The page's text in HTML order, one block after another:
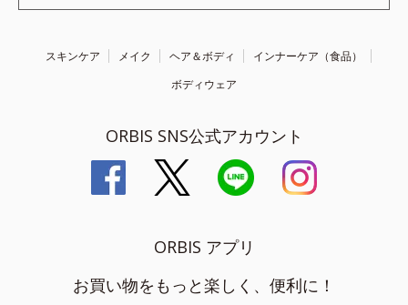
スキンケア メイク ヘア＆ボディ
インナーケア（食品）
ボディウェア
ORBIS SNS公式アカウント
ORBIS アプリ
お買い物をもっと楽しく、便利に！